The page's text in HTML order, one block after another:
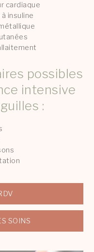
cardiaque
insuline
possibles
intensive
:
SOINS